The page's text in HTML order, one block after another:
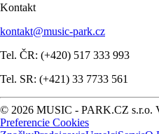
Kontakt
kontakt@music-park.cz
Tel. ČR: (+420) 517 333 993
Tel. SR: (+421) 33 7733 561
© 2026 MUSIC - PARK.CZ s.r.o.
Preferencie Cookies